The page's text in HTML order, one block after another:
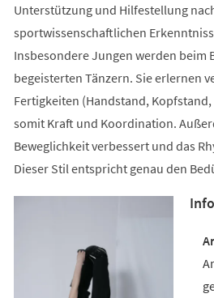
Unterstützung und Hilfestellung
sportwissenschaftlichen
Insbesondere Jungen werden beim
begeisterten Tänzern. Sie erlernen
Fertigkeiten (Handstand,
somit Kraft und Koordination.
Beweglichkeit verbessert und das
Dieser Stil entspricht genau den